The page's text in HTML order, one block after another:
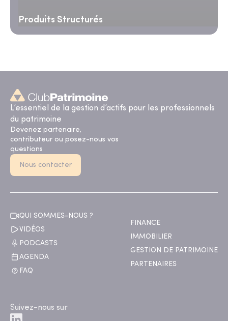
Produits Structurés
L’essentiel de la gestion d’actifs pour les professionnels
du patrimoine
Devenez partenaire,
contributeur ou posez-nous vos
questions
Nous contacter
QUI SOMMES-NOUS ?
VIDÉOS
PODCASTS
AGENDA
FAQ
FINANCE
IMMOBILIER
GESTION DE PATRIMOINE
PARTENAIRES
Suivez-nous sur